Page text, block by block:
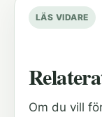
LÄS VIDARE
Om du vill